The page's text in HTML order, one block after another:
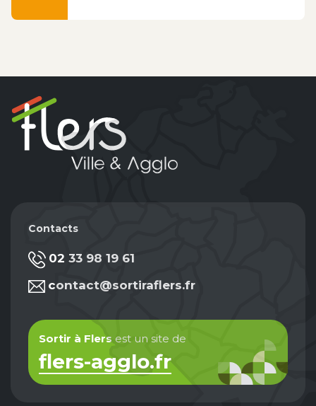
Contacts
02 33 98 19 61
contact@sortiraflers.fr
Sortir à Flers est un site de
flers-agglo.fr